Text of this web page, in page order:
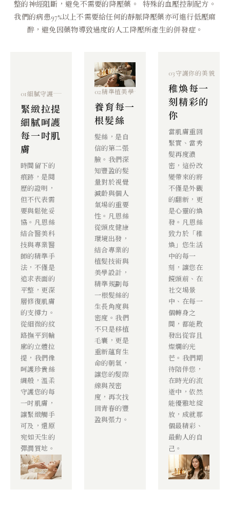
整的神經阻斷，避免不需要的降壓藥。 特殊的血壓控制配方。
我們的病患97%以上不需要給任何的靜脈降壓藥亦可進行低壓麻
醉，避免因藥物導致過度的人工降壓所產生的併發症。
01細膩守護
緊緻拉提
細膩呵護
每一吋肌
膚
時間留下的
痕跡，是閱
歷的證明，
但不代表需
要與鬆弛妥
協。凡恩絲
結合醫美科
技與專業醫
師的精準手
法，不僅是
追求表面的
平整，更深
層修復肌膚
的支撐力。
從細微的紋
路撫平到輪
廓的立體拉
提，我們像
呵護珍貴絲
綢般，溫柔
守護您的每
一吋肌膚，
讓緊緻觸手
可及，還原
宛如天生的
彈潤質地。
02精準植美學
養育每一
根髮絲
髮絲，是自
信的第二張
臉。我們深
知豐盈的髮
量對於視覺
減齡與個人
氣場的重要
性。凡恩絲
從頭皮健康
環境出發，
結合專業的
植髮技術與
美學設計，
精準規劃每
一根髮絲的
生長角度與
密度。我們
不只是移植
毛囊，更是
重新蘊育生
命的朝氣，
讓您的髮際
線與茂密
度，再次找
回青春的豐
盈與張力。
03 守護你的美貌
稚煥每一
刻精彩的
你
當肌膚重回
緊實、當秀
髮再度濃
密，這份改
變帶來的將
不僅是外觀
的翻新，更
是心靈的煥
發。凡恩絲
致力於「稚
煥」您生活
中的每一
刻，讓您在
鏡頭前、在
社交場景
中、在每一
個轉身之
間，都能散
發出從容且
燦爛的光
芒。我們期
待陪伴您，
在時光的流
逝中，依然
能優雅地綻
放，成就那
個最精彩、
最動人的自
己。